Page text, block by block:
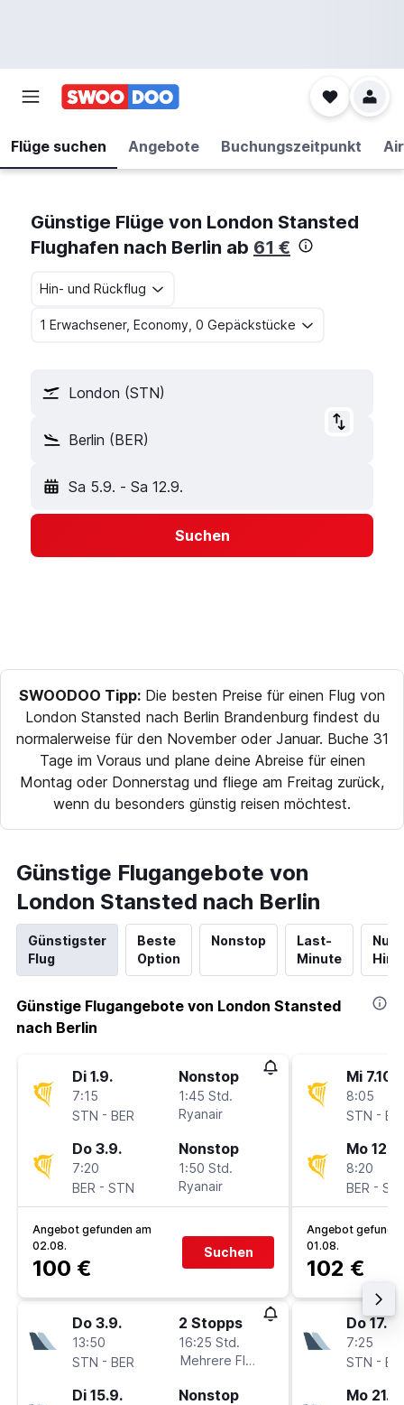
Flüge suchen Angebote Buchungszeitpunkt
Günstige Flüge von London Stansted
Flughafen nach Berlin ab 61 €
Hin- und Rückflug
1 Erwachsener, Economy, 0 Gepäckstücke
London (STN)
Berlin (BER)
Sa 5.9. - Sa 12.9.
Suchen
SWOODOO Tipp: Die besten Preise für einen Flug von
London Stansted nach Berlin Brandenburg findest du
normalerweise für den November oder Januar. Buche 31
Tage im Voraus und plane deine Abreise für einen
Montag oder Donnerstag und fliege am Freitag zurück,
wenn du besonders günstig reisen möchtest.
Günstige Flugangebote von
London Stansted nach Berlin
Günstigster
Flug
Beste
Option
Nonstop
Last-
Minute
Nur
Günstige Flugangebote von London Stansted
nach Berlin
Di 1.9.
7:15
STN - BER
Nonstop
1:45 Std.
Ryanair
Do 3.9.
7:20
BER - STN
Nonstop
1:50 Std.
Ryanair
Angebot gefunden am
02.08.
100 €
Suchen
Do 3.9.
13:50
STN - BER
2 Stopps
16:25 Std.
Mehrere Fluglinien
Di 15.9. Nonstop
Mi 7.10.
8:05
STN -
Mo
8:20
BER -
Angebot
01.08.
102 €
Do 17.9.
7:25
STN -
Mo 21.9.